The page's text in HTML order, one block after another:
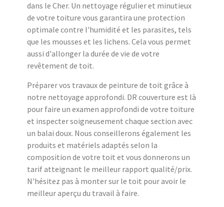
dans le Cher. Un nettoyage régulier et minutieux
de votre toiture vous garantira une protection
optimale contre l'humidité et les parasites, tels
que les mousses et les lichens. Cela vous permet
aussi d'allonger la durée de vie de votre
revêtement de toit.
Préparer vos travaux de peinture de toit grâce à
notre nettoyage approfondi. DR couverture est là
pour faire un examen approfondi de votre toiture
et inspecter soigneusement chaque section avec
un balai doux. Nous conseillerons également les
produits et matériels adaptés selon la
composition de votre toit et vous donnerons un
tarif atteignant le meilleur rapport qualité/prix.
N'hésitez pas à monter sur le toit pour avoir le
meilleur aperçu du travail à faire.